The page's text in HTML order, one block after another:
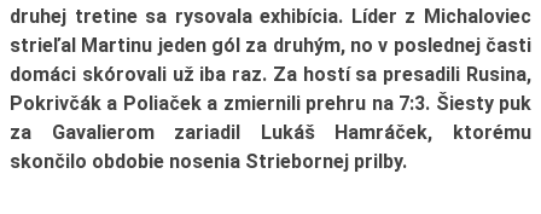
druhej tretine sa rysovala exhibícia. Líder z Michaloviec
strieľal Martinu jeden gól za druhým, no v poslednej časti
domáci skórovali už iba raz. Za hostí sa presadili Rusina,
Pokrivčák a Poliaček a zmiernili prehru na 7:3. Šiesty puk
za Gavalierom zariadil Lukáš Hamráček, ktorému
skončilo obdobie nosenia Striebornej prilby.